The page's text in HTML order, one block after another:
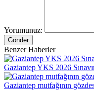
Yorumunuz:
Gönder
Benzer Haberler
Gaziantep YKS 2026
Gaziantep mutfağının